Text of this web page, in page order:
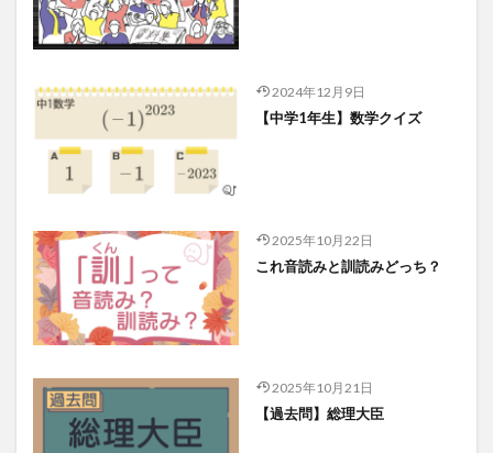
2024年12月9日
【中学1年生】数学クイズ
2025年10月22日
これ音読みと訓読みどっち？
2025年10月21日
【過去問】総理大臣